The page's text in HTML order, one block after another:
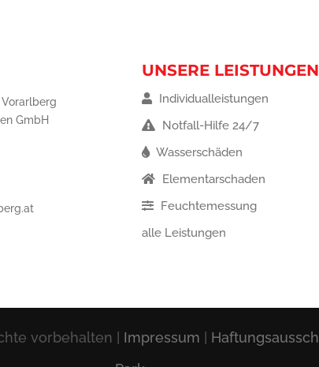
GmbH
UNSERE LEISTUNGEN
Individualleistungen
Notfall-Hilfe 24/7
Wasserschäden
Elementarschaden
Feuchtemessung
alle Leistungen
vorbehalten | Impressum